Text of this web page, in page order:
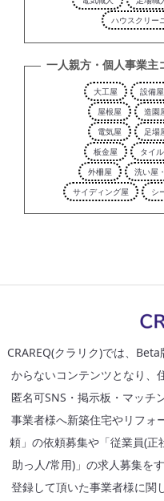
ハウスクリー
一人親方・個人事業主
大工屋 設備屋
屋根屋
造園
電気屋
足場
板金屋
タイ
外柵屋
洗い屋
サイディング屋
シ
CRAREQ(クラリク)では、
からないコンテンツとなり、
匿名可SNS・掲示板・マッチ
事業者様へ新築住宅やリフォ
頼」の依頼募集や「従業員(正
助っ人/常用)」の求人募集を
登録して頂いた事業者様に関